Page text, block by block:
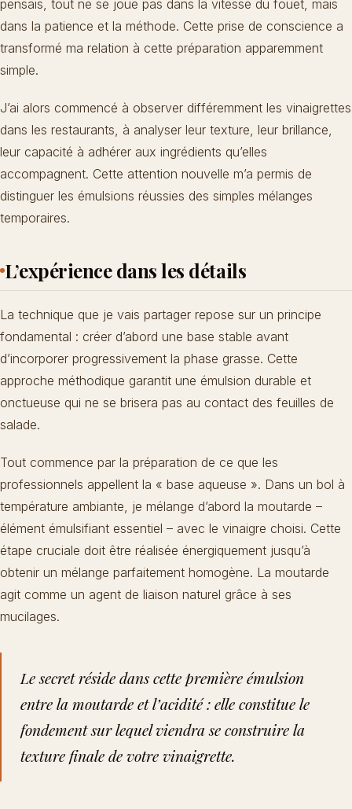
pensais, tout ne se joue pas dans la vitesse du fouet, mais
dans la patience et la méthode. Cette prise de conscience a
transformé ma relation à cette préparation apparemment
simple.
J’ai alors commencé à observer différemment les vinaigrettes
dans les restaurants, à analyser leur texture, leur brillance,
leur capacité à adhérer aux ingrédients qu’elles
accompagnent. Cette attention nouvelle m’a permis de
distinguer les émulsions réussies des simples mélanges
temporaires.
L’expérience dans les détails
La technique que je vais partager repose sur un principe
fondamental : créer d’abord une base stable avant
d’incorporer progressivement la phase grasse. Cette
approche méthodique garantit une émulsion durable et
onctueuse qui ne se brisera pas au contact des feuilles de
salade.
Tout commence par la préparation de ce que les
professionnels appellent la « base aqueuse ». Dans un bol à
température ambiante, je mélange d’abord la moutarde –
élément émulsifiant essentiel – avec le vinaigre choisi. Cette
étape cruciale doit être réalisée énergiquement jusqu’à
obtenir un mélange parfaitement homogène. La moutarde
agit comme un agent de liaison naturel grâce à ses
mucilages.
Le secret réside dans cette première émulsion
entre la moutarde et l’acidité : elle constitue le
fondement sur lequel viendra se construire la
texture finale de votre vinaigrette.